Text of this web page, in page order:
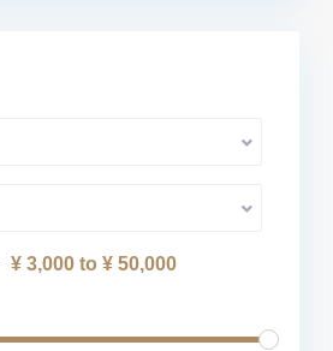
¥ 3,000 to ¥ 50,000